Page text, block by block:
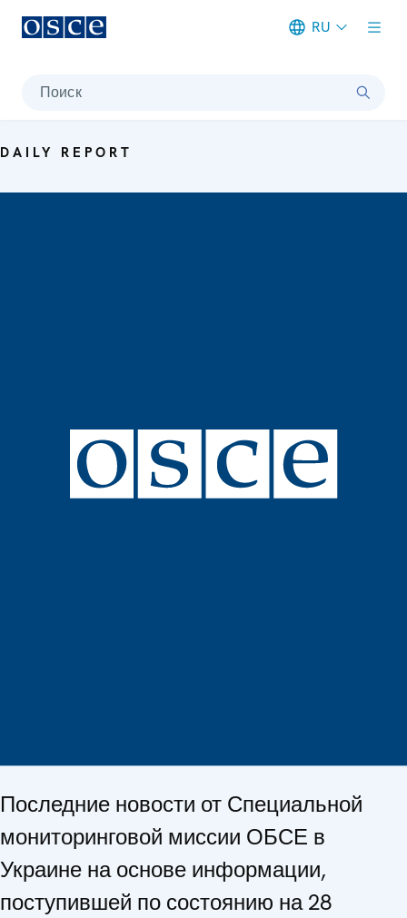
RU
Поиск
DAILY REPORT
Последние новости от Специальной
мониторинговой миссии ОБСЕ в
Украине на основе информации,
поступившей по состоянию на 28